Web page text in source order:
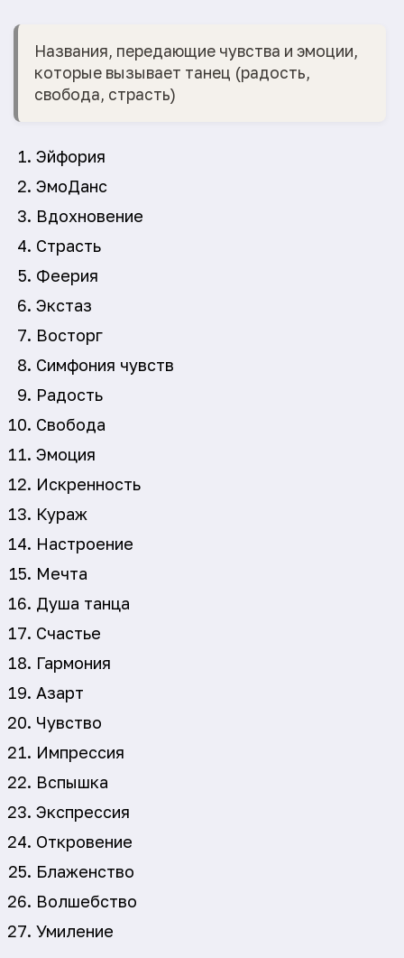
Названия, передающие чувства и эмоции,
которые вызывает танец (радость,
свобода, страсть)
Эйфория
ЭмоДанс
Вдохновение
Страсть
Феерия
Экстаз
Восторг
Симфония чувств
Радость
Свобода
Эмоция
Искренность
Кураж
Настроение
Мечта
Душа танца
Счастье
Гармония
Азарт
Чувство
Импрессия
Вспышка
Экспрессия
Откровение
Блаженство
Волшебство
Умиление